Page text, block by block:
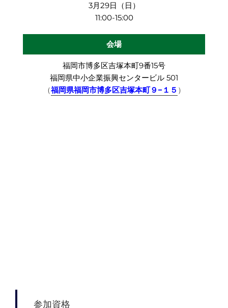
3月29日（日）
11:00-15:00
会場
福岡市博多区吉塚本町9番15号
福岡県中小企業振興センタービル 501
（福岡県福岡市博多区吉塚本町９−１５ ）
参加資格